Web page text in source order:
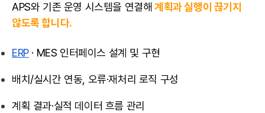
APS와 기존 운영 시스템을 연결해 계획과 실행이 끊기지
않도록 합니다.
ERP· MES 인터페이스 설계 및 구현
배치/실시간 연동, 오류·재처리 로직 구성
계획 결과·실적 데이터 흐름 관리